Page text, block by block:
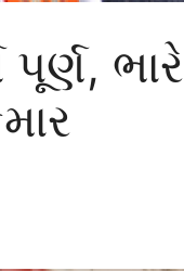
ભારે